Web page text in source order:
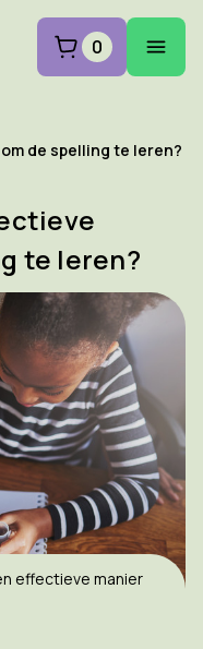
0
de spelling te leren?
te leren?
effectieve manier